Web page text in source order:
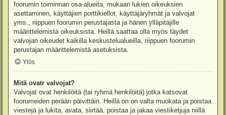
foorumin toiminnan osa-alueita, mukaan lukien oikeuksien
asettaminen, käyttäjien porttikiellot, käyttäjäryhmät ja valvojat
yms., riippuen foorumin perustajasta ja hänen ylläpitäjille
määrittelemistä oikeuksista. Heillä saattaa olla myös täydet
valvojan oikeudet kaikilla keskustelualueilla, riippuen foorumin
perustajan määrittelemistä asetuksista.
Ylös
Mitä ovatr valvojat?
Valvojat ovat henkilöitä (tai ryhmä henkilöitä) jotka katsovat
foorumeiden perään päivittäin. Heillä on on valta muokata ja poistaa
viestejä ja lukita, avata, siirtää, poistaa ja jakaa viestiketjuja niillä